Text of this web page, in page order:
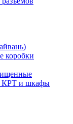
коробки
КРТ и шкафы